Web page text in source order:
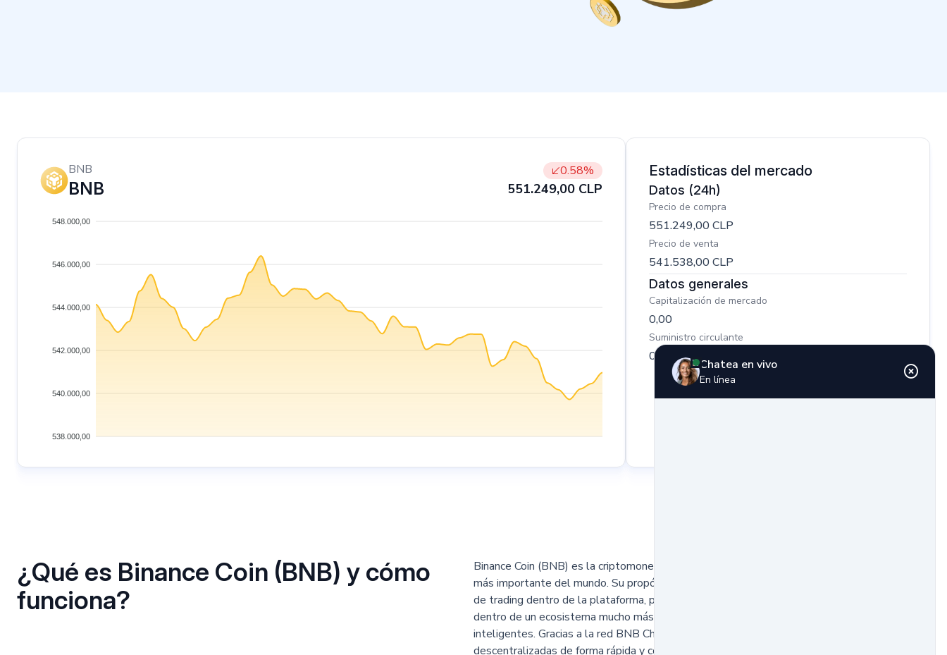
BNB
BNB
0.58%
551.249,00 CLP
548.000,00
546.000,00
544.000,00
542.000,00
540.000,00
538.000,00
Estadísticas del mercado
Datos (24h)
Precio de compra
551.249,00CLP
Precio de venta
541.538,00CLP
Datos generales
Capitalización de mercado
0,00
Suministro circulante
0,00
¿Qué es Binance Coin (BNB) y cómo
funciona?
Binance Coin (BNB) es la criptomoneda creada por Binance, el exchange de criptomonedas
más importante del mundo. Su propósito original fue ofrecer descuentos en las comisiones
de trading dentro de la plataforma, pero con el tiempo se transformó en una pieza clave
dentro de un ecosistema mucho más amplio, que incluye desde pagos hasta contratos
inteligentes. Gracias a la red BNB Chain, esta moneda permite desarrollar aplicaciones
descentralizadas de forma rápida y con bajo costo. Más allá de su uso dentro del universo
Chatea en vivo
En línea